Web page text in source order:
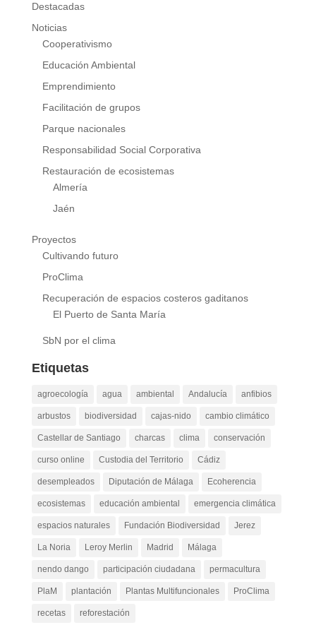
Destacadas
Noticias
Cooperativismo
Educación Ambiental
Emprendimiento
Facilitación de grupos
Parque nacionales
Responsabilidad Social Corporativa
Restauración de ecosistemas
Almería
Jaén
Proyectos
Cultivando futuro
ProClima
Recuperación de espacios costeros gaditanos
El Puerto de Santa María
SbN por el clima
Etiquetas
agroecología agua ambiental Andalucía anfibios
arbustos biodiversidad cajas-nido cambio climático
Castellar de Santiago charcas clima conservación
curso online Custodia del Territorio Cádiz
desempleados Diputación de Málaga Ecoherencia
ecosistemas educación ambiental emergencia climática
espacios naturales Fundación Biodiversidad Jerez
La Noria Leroy Merlin Madrid Málaga
nendo dango participación ciudadana permacultura
PlaM plantación Plantas Multifuncionales ProClima
recetas reforestación